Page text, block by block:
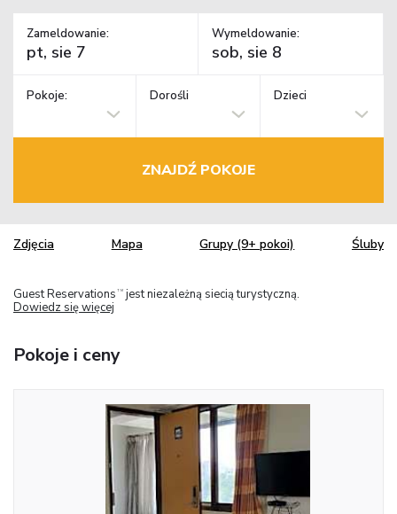
Zameldowanie: Wymeldowanie:
Pokoje: Dorośli Dzieci
ZNAJDŹ POKOJE
Zdjęcia Mapa Grupy (9+ pokoi) Śluby
Guest Reservations TM jest niezależną siecią turystyczną.
Dowiedz się więcej
Pokoje i ceny